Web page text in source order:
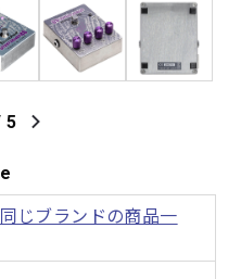
5
同じブランドの商品一